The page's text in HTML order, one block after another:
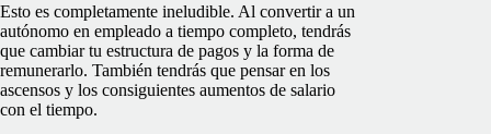
Esto es completamente ineludible. Al convertir a un
autónomo en empleado a tiempo completo, tendrás
que cambiar tu estructura de pagos y la forma de
remunerarlo. También tendrás que pensar en los
ascensos y los consiguientes aumentos de salario
con el tiempo.